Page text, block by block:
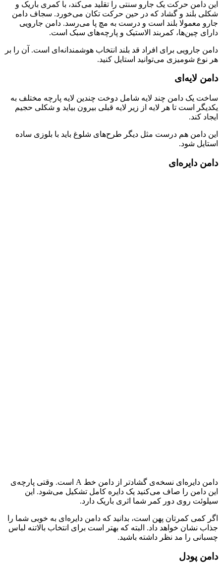
این دامن حرکت یک جارو سنتی را تقلید می­‌کند، با کمری باریک و
شکلی بلند و گشاد که در حین حرکت تکان می‌خورد. سجاف دامن
جارو معمولا بلند است و درست به مچ پا می‌رسد. دامن جارویی
دارای چین‌ها، کمربند الاستیک و پارچه‌های سبک است.
دامن جارویی برای افراد قد بلند انتخاب هوشمندانه‌ای است. آن را بر
هر نوع شومیزی می‌توانید استایل کنید.
دامن لایه‌­ای
ساخت یک دامن چند لایه شامل دوخت چندین لایه پارچه مختلف به
یکدیگر است تا هر لایه از زیر لایه قبلی بیرون بیاید و شکلی حجیم
ایجاد کند.
این دامن هم درست مثل دیگر طرح‌های شلوغ باید با بلوزی ساده
استایل شود.
دامن دایره­‌ای
دامن دایره‌ای نسخه‌ی گشادتر از دامن خط A است. وقتی پارچه‌ی
این دامن را صاف می­‌کنید یک دایره کامل تشکیل می­‌شود. این
سیلوئت روی دور کمر شما اثری باریک دارد.
اگر کمی کمرتان پهن است، بدانید که دامن دایره‌ای به خوبی شما را
جذاب نشان خواهد داد. البته که بهتر است برای انتخاب بالاتنه لباس
چسبانی را مد نظر داشته باشید.
دامن پودل